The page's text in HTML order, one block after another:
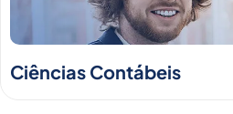
Ciências Contábeis